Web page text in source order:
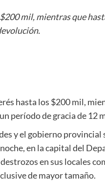
mil, mientras que
hasta los $200 mil,
período de gracia de 12
y el gobierno
en la capital del
en sus locales
de mayor tamaño.